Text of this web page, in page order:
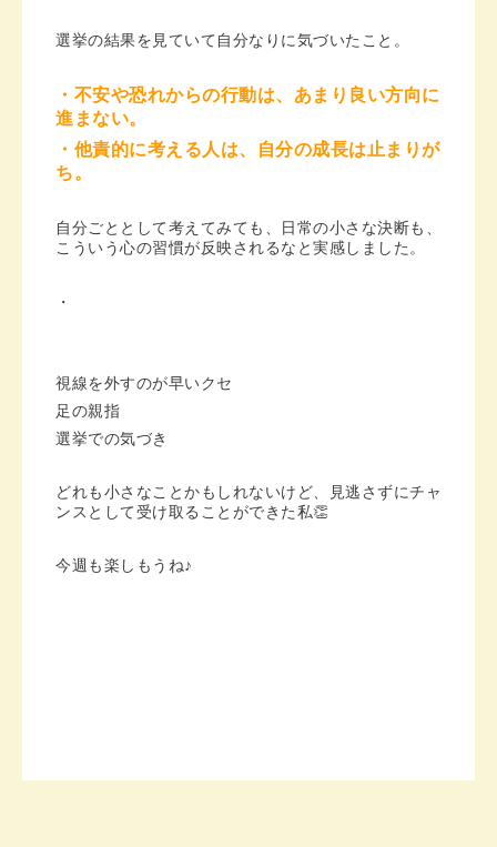
選挙の結果を見ていて自分なりに気づいたこと。
・不安や恐れからの行動は、あまり良い方向に
進まない。
・他責的に考える人は、自分の成長は止まりが
ち。
自分ごととして考えてみても、日常の小さな決断も、
こういう心の習慣が反映されるなと実感しました。
・
視線を外すのが早いクセ
足の親指
選挙での気づき
どれも小さなことかもしれないけど、見逃さずにチャ
ンスとして受け取ることができた私👏
今週も楽しもうね♪